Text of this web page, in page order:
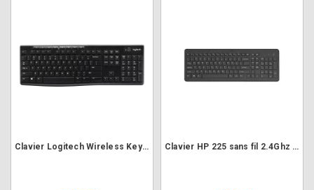
Clavier Logitech Wireless Keyboard K270 Clavier HP 225 sans fil 2.4Ghz Noir